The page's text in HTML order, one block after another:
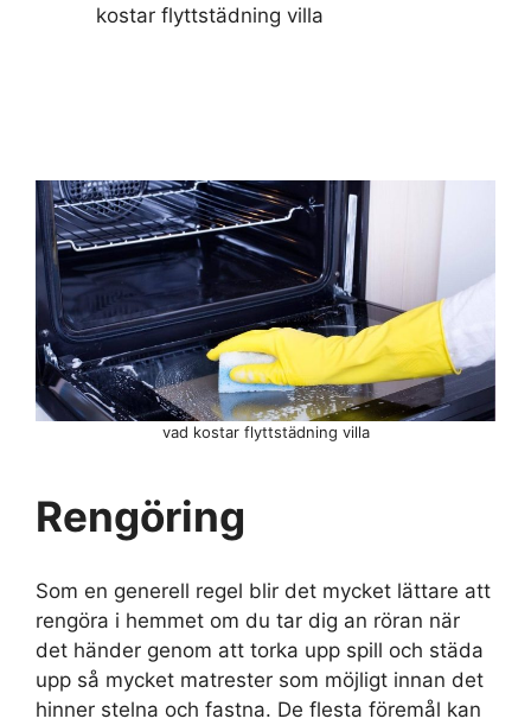
kostar flyttstädning villa
vad kostar flyttstädning villa
Rengöring
Som en generell regel blir det mycket lättare att
rengöra i hemmet om du tar dig an röran när
det händer genom att torka upp spill och städa
upp så mycket matrester som möjligt innan det
hinner stelna och fastna. De flesta föremål kan